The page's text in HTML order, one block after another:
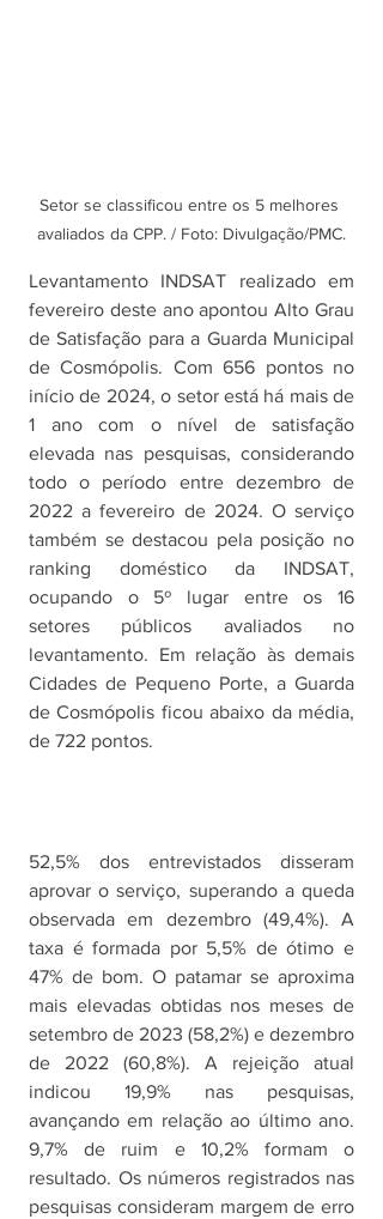
Setor se classificou entre os 5 melhores
avaliados da CPP. / Foto: Divulgação/PMC.
Levantamento INDSAT realizado em
fevereiro deste ano apontou Alto Grau
de Satisfação para a Guarda Municipal
de Cosmópolis. Com 656 pontos no
início de 2024, o setor está há mais de
1 ano com o nível de satisfação
elevada nas pesquisas, considerando
todo o período entre dezembro de
2022 a fevereiro de 2024. O serviço
também se destacou pela posição no
ranking doméstico da INDSAT,
ocupando o 5º lugar entre os 16
setores públicos avaliados no
levantamento. Em relação às demais
Cidades de Pequeno Porte, a Guarda
de Cosmópolis ficou abaixo da média,
de 722 pontos.
52,5% dos entrevistados disseram
aprovar o serviço, superando a queda
observada em dezembro (49,4%). A
taxa é formada por 5,5% de ótimo e
47% de bom. O patamar se aproxima
mais elevadas obtidas nos meses de
setembro de 2023 (58,2%) e dezembro
de 2022 (60,8%). A rejeição atual
indicou 19,9% nas pesquisas,
avançando em relação ao último ano.
9,7% de ruim e 10,2% formam o
resultado. Os números registrados nas
pesquisas consideram margem de erro